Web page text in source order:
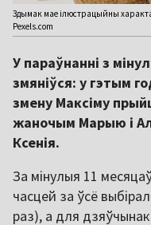
Здымак мае ілюстрацыйны
Pexels.com
У параўнанні з
змяніўся: у гэтым
змену Максіму
жаночым Марыю і
Ксенія.
За мінулыя 11
часцей за ўсё
раз), а для